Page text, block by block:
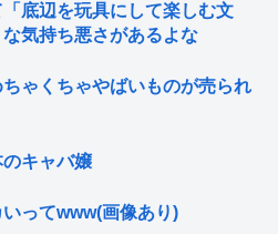
底辺を玩具にして楽しむ文
気持ち悪さがあるよな
ちゃくちゃやばいものが売られ
キャバ嬢
ってwww(画像あり)